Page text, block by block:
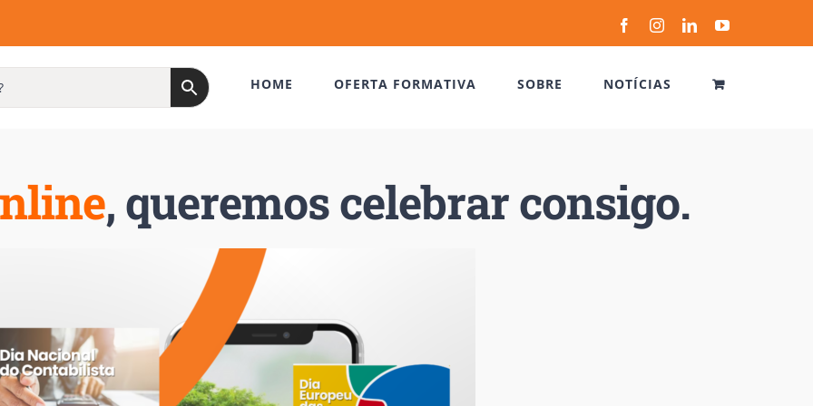
FacebookInstagramLinkedInYouTube
HOME OFERTA FORMATIVA SOBRE NOTÍCIAS
, queremos celebrar consigo.